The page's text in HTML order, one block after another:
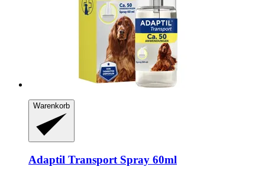
Warenkorb
Adaptil Transport Spray 60ml